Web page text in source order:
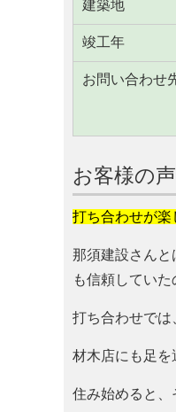
建築地
竣工年
お問い合わせ
お客様の声
打ち合わせが楽
那須建設さん
も信頼していた
打ち合わせでは
材木店にも足を
住み始めると、